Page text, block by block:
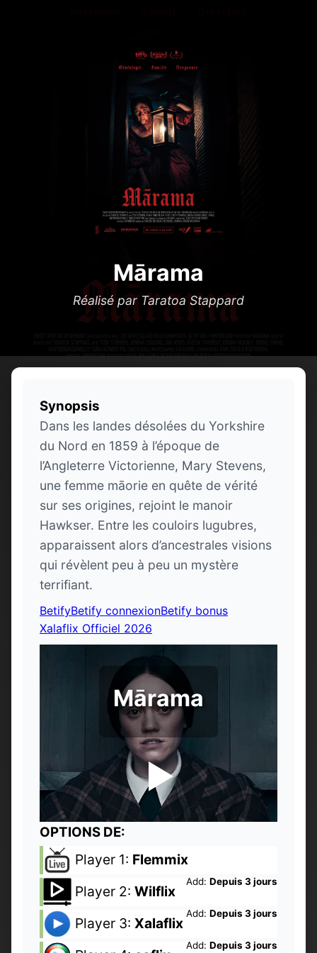
Mārama
Réalisé par Taratoa Stappard
Synopsis
Dans les landes désolées du Yorkshire
du Nord en 1859 à l’époque de
l’Angleterre Victorienne, Mary Stevens,
une femme māorie en quête de vérité
sur ses origines, rejoint le manoir
Hawkser. Entre les couloirs lugubres,
apparaissent alors d’ancestrales visions
qui révèlent peu à peu un mystère
terrifiant.
BetifyBetify connexionBetify bonus
Xalaflix Officiel 2026
Mārama
OPTIONS DE:
Player 1: Flemmix
Add: Depuis 3 jours
Player 2: Wilflix
Add: Depuis 3 jours
Player 3: Xalaflix
Add: Depuis 3 jours